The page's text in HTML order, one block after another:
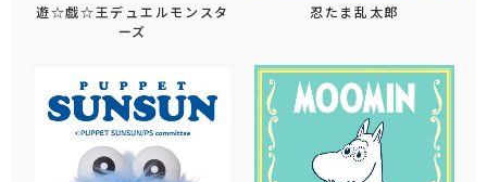
遊☆戯☆王デュエルモンスタ
ーズ
忍たま乱太郎